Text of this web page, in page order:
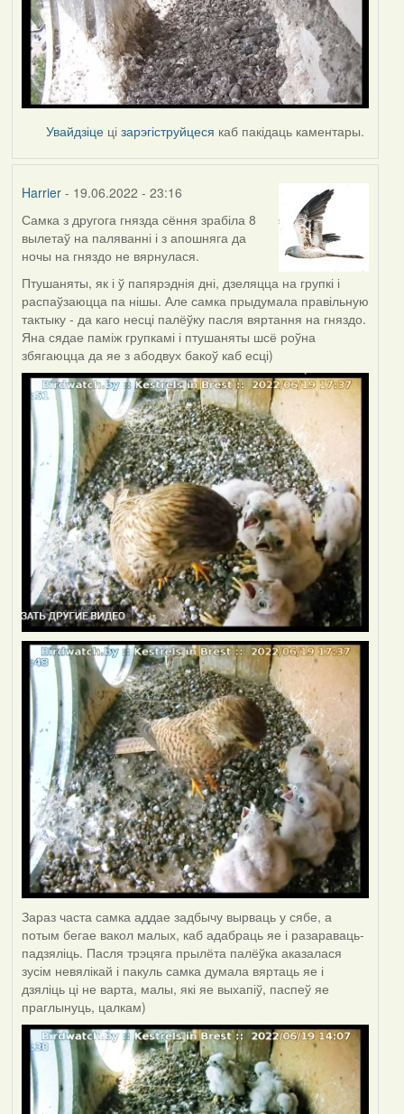
Увайдзіце цізарэгіструйцеся каб пакідаць каментары.
Harrier- 19.06.2022 - 23:16
Самка з другога гнязда сёння зрабіла 8
вылетаў на паляванні і з апошняга да
ночы на гняздо не вярнулася.
Птушаняты, як і ў папярэднія дні, дзеляцца на групкі і
распаўзаюцца па нішы. Але самка прыдумала правільную
тактыку - да каго несці палёўку пасля вяртання на гняздо.
Яна сядае паміж групкамі і птушаняты шсё роўна
збягаюцца да яе з абодвух бакоў каб есці)
Зараз часта самка аддае задбычу вырваць у сябе, а
потым бегае вакол малых, каб адабраць яе і разараваць-
падзяліць. Пасля трэцяга прылёта палёўка аказалася
зусім невялікай і пакуль самка думала вяртаць яе і
дзяліць ці не варта, малы, які яе выхапіў, паспеў яе
праглынуць, цалкам)